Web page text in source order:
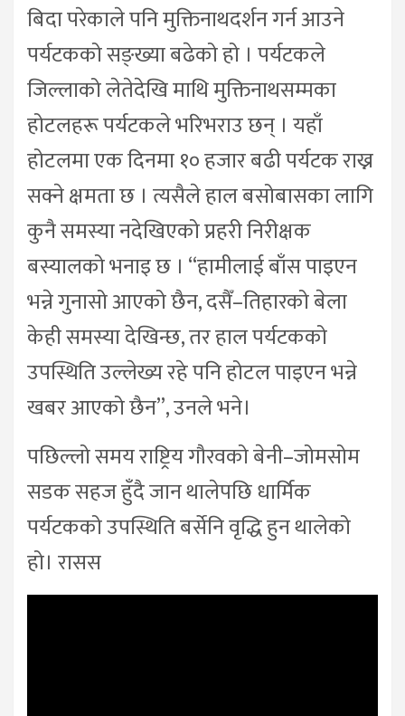
बिदा परेकाले पनि मुक्तिनाथदर्शन गर्न आउने
पर्यटकको सङ्ख्या बढेको हो । पर्यटकले
जिल्लाको लेतेदेखि माथि मुक्तिनाथसम्मका
होटलहरू पर्यटकले भरिभराउ छन् । यहाँ
होटलमा एक दिनमा १० हजार बढी पर्यटक राख्न
सक्ने क्षमता छ । त्यसैले हाल बसोबासका लागि
कुनै समस्या नदेखिएको प्रहरी निरीक्षक
बस्यालको भनाइ छ । “हामीलाई बाँस पाइएन
भन्ने गुनासो आएको छैन, दसैँ–तिहारको बेला
केही समस्या देखिन्छ, तर हाल पर्यटकको
उपस्थिति उल्लेख्य रहे पनि होटल पाइएन भन्ने
खबर आएको छैन”, उनले भने।
पछिल्लो समय राष्ट्रिय गौरवको बेनी–जोमसोम
सडक सहज हुँदै जान थालेपछि धार्मिक
पर्यटकको उपस्थिति बर्सेनि वृद्धि हुन थालेको
हो। रासस